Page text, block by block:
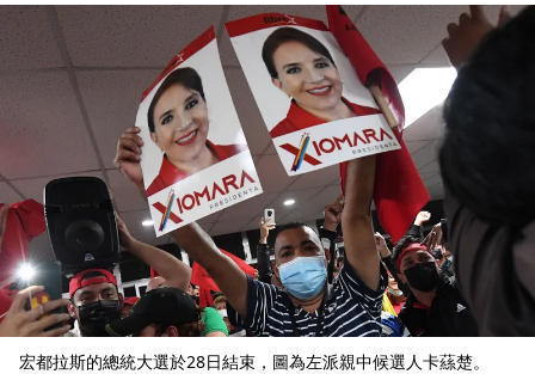
宏都拉斯的總統大選於28日結束，圖為左派親中候選人卡蕬楚。